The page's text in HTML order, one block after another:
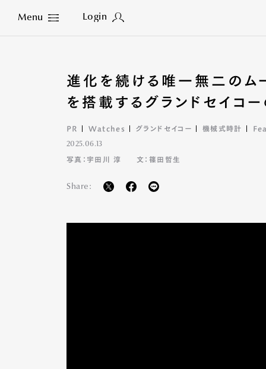
Menu Login
Close
進化を続ける唯一無二のム
を搭載するグランドセイコ
PR Watches グランドセイコー 機械式時計
2025.06.13
写真：宇田川 淳 文：篠田哲生
Share: